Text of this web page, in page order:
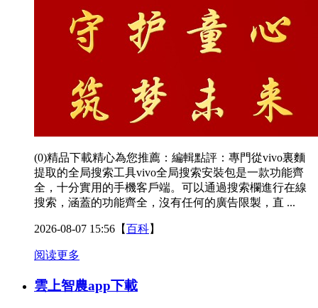
(0)精品下載精心為您推薦：編輯點評：專門從vivo裏麵
提取的全局搜索工具vivo全局搜索安裝包是一款功能齊
全，十分實用的手機客戶端。可以通過搜索欄進行在線
搜索，涵蓋的功能齊全，沒有任何的廣告限製，直 ...
2026-08-07 15:56 【百科】
阅读更多
雲上智農app下載